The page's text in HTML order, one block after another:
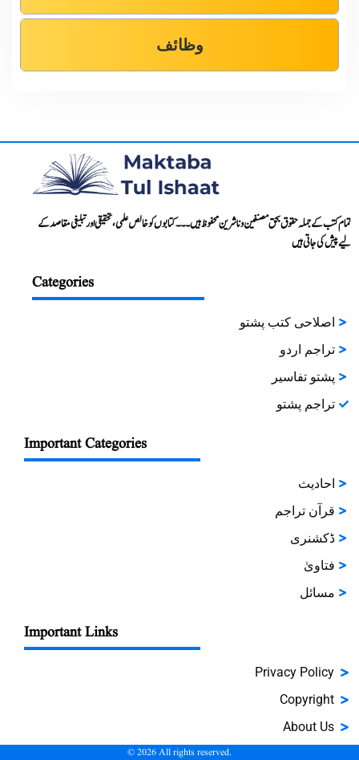
وظائف
تمام کتب کے جملہ حقوق بحق مصنفین و ناشرین محفوظ ہیں۔۔۔ کتابوں کو خالص علمی، تحقیقی اور تبلیغی مقاصد کے
لیے پیش کی جاتی ہیں
Categories
اصلاحی کتب پشتو
تراجم اردو
پشتو تفاسیر
تراجم پشتو
Important Categories
احادیث
قرآن تراجم
ڈکشنری
فتاویٰ
مسائل
Important Links
Privacy Policy
Copyright
About Us
©2026All rights reserved.